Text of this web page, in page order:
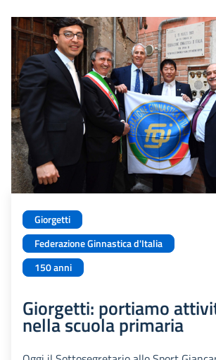
Giorgetti
Federazione Ginnastica d'Italia
150 anni
Giorgetti: portiamo
nella scuola primaria